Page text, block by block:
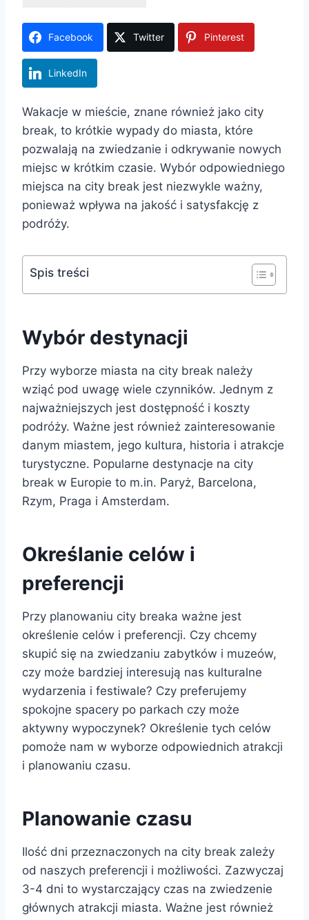
Facebook Twitter Pinterest
LinkedIn
Wakacje w mieście, znane również jako city
break, to krótkie wypady do miasta, które
pozwalają na zwiedzanie i odkrywanie nowych
miejsc w krótkim czasie. Wybór odpowiedniego
miejsca na city break jest niezwykle ważny,
ponieważ wpływa na jakość i satysfakcję z
podróży.
Spis treści
Wybór destynacji
Przy wyborze miasta na city break należy
wziąć pod uwagę wiele czynników. Jednym z
najważniejszych jest dostępność i koszty
podróży. Ważne jest również zainteresowanie
danym miastem, jego kultura, historia i atrakcje
turystyczne. Popularne destynacje na city
break w Europie to m.in. Paryż, Barcelona,
Rzym, Praga i Amsterdam.
Określanie celów i
preferencji
Przy planowaniu city breaka ważne jest
określenie celów i preferencji. Czy chcemy
skupić się na zwiedzaniu zabytków i muzeów,
czy może bardziej interesują nas kulturalne
wydarzenia i festiwale? Czy preferujemy
spokojne spacery po parkach czy może
aktywny wypoczynek? Określenie tych celów
pomoże nam w wyborze odpowiednich atrakcji
i planowaniu czasu.
Planowanie czasu
Ilość dni przeznaczonych na city break zależy
od naszych preferencji i możliwości. Zazwyczaj
3-4 dni to wystarczający czas na zwiedzenie
głównych atrakcji miasta. Ważne jest również